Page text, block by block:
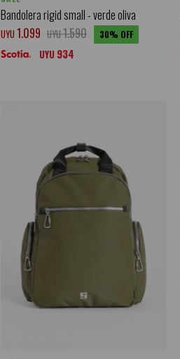
Bandolera rigid small - verde oliva
UYU 1.099 UYU1.590 30
UYU 934